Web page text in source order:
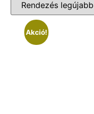
Akció!